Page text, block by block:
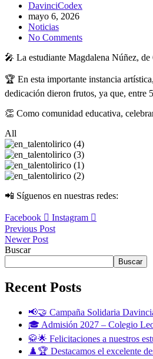
DavinciCodex
mayo 6, 2026
Noticias
No Comments
🎤 La estudiante Magdalena Núñez,
🏆 En esta importante instancia
dedicación dieron frutos, ya que, entre
👏 Como comunidad educativa,
All
📲 Síguenos en nuestras redes:
Facebook
Instagram
Previous Post
Newer Post
Buscar
Buscar
Recent Posts
📢🤝 Campaña Solidaria
🎓 Admisión 2027 – Colegio
🥋🌟 Felicitaciones a nuestros
♟️🏆 Destacamos el excelente